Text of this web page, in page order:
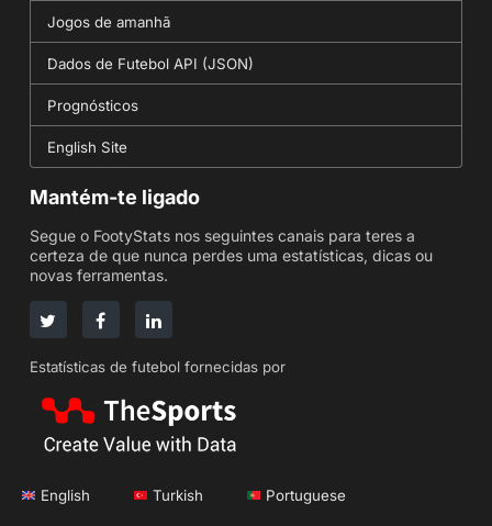
Jogos de amanhã
Dados de Futebol API (JSON)
Prognósticos
English Site
Mantém-te ligado
Segue o FootyStats nos seguintes canais para teres a
certeza de que nunca perdes uma estatísticas, dicas ou
novas ferramentas.
Estatísticas de futebol fornecidas por
English Turkish Portuguese